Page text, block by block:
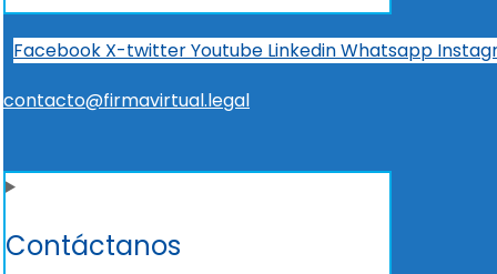
Facebook X-twitterYoutube LinkedinWhatsapp
contacto@firmavirtual.legal
Contáctanos